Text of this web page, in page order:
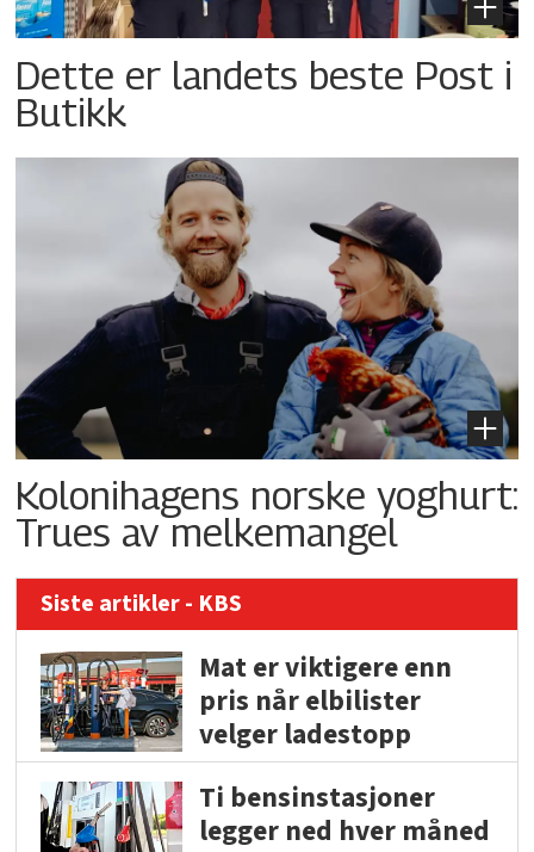
Dette er landets beste Post i
Butikk
Kolonihagens norske yoghurt:
Trues av melkemangel
Siste artikler - KBS
Mat er viktigere enn
pris når elbilister
velger ladestopp
Ti bensinstasjoner
legger ned hver måned